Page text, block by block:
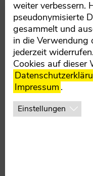
STARK IM
21.09.2025
ÖAAB
Pöttinger,
OÖ Hilfswerk
und
FCG in der
BEZIRKSBÜRO
weiter verbessern.
pseudonymisierte
gesammelt und
in die Verwendung
jederzeit
Cookies auf dieser
Impressum .
Einstellungen